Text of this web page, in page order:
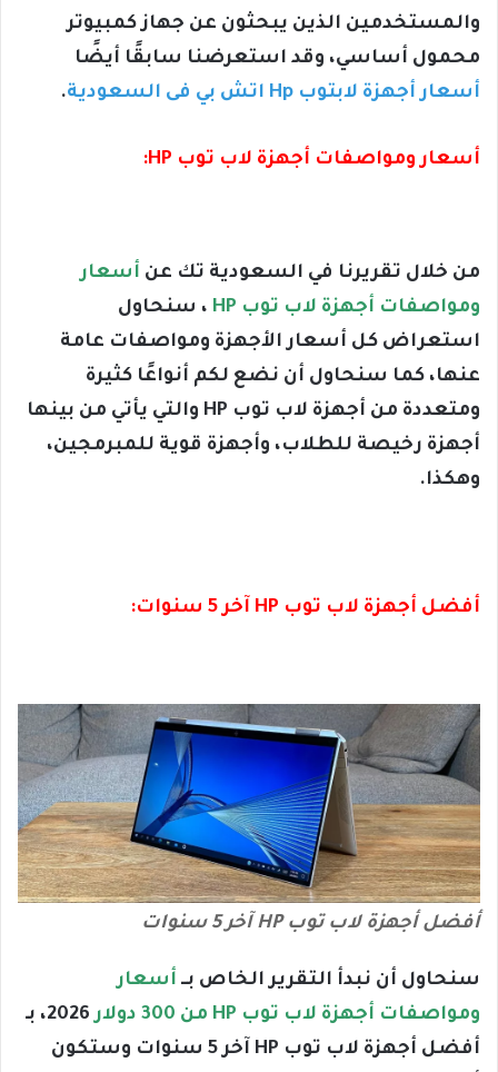
والمستخدمين الذين يبحثون عن جهاز كمبيوتر
محمول أساسي، وقد استعرضنا سابقًا أيضًا
أسعار أجهزة لابتوب Hp اتش بي فى السعودية
.
أسعار ومواصفات أجهزة لاب توب HP:
من خلال تقريرنا في السعودية تك عن أسعار
ومواصفات أجهزة لاب توب HP
، سنحاول
استعراض كل أسعار الأجهزة ومواصفات عامة
عنها، كما سنحاول أن نضع لكم أنواعًا كثيرة
ومتعددة من أجهزة لاب توب HP والتي يأتي من بينها
أجهزة رخيصة للطلاب، وأجهزة قوية للمبرمجين،
وهكذا.
أفضل أجهزة لاب توب HP آخر 5 سنوات:
أفضل أجهزة لاب توب HP آخر 5 سنوات
سنحاول أن نبدأ التقرير الخاص بــ أسعار
ومواصفات أجهزة لاب توب HP من 300 دولار
2026، بـ
أفضل أجهزة لاب توب HP آخر 5 سنوات وستكون